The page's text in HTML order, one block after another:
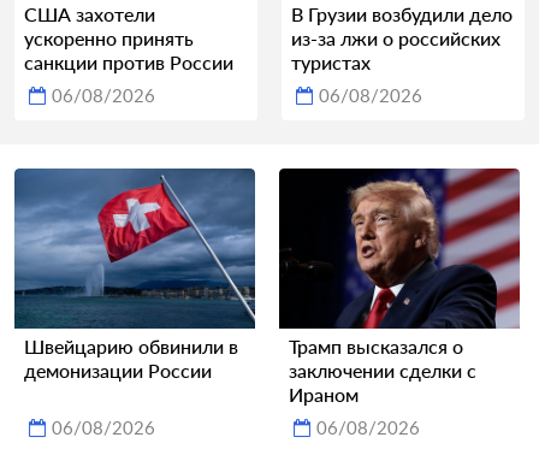
США захотели
ускоренно принять
санкции против России
06/08/2026
В Грузии возбудили дело
из-за лжи о российских
туристах
06/08/2026
Швейцарию обвинили в
демонизации России
06/08/2026
Трамп высказался о
заключении сделки с
Ираном
06/08/2026